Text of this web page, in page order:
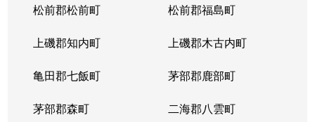
松前郡松前町 松前郡福島町
上磯郡知内町 上磯郡木古内町
亀田郡七飯町 茅部郡鹿部町
茅部郡森町 二海郡八雲町